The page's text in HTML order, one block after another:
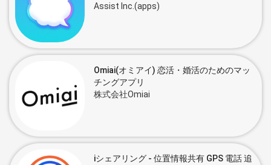
Assist Inc.(apps)
Omiai(オミアイ) 恋活・婚活のためのマッ
チングアプリ
株式会社Omiai
iシェアリング - 位置情報共有 GPS 電話 追